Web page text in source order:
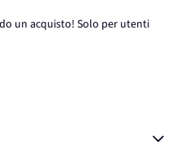
un acquisto! Solo per utenti